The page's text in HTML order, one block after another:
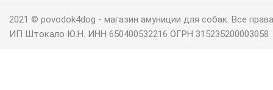
2021 © povodok4dog ‐ магазин амуниции для собак. Все
ИП Штокало Ю.Н. ИНН 650400532216 ОГРН 315235200003058